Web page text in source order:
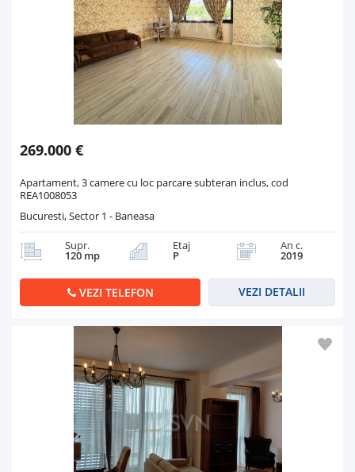
269.000 €
Apartament, 3 camere cu loc parcare subteran inclus, cod
REA1008053
Bucuresti, Sector 1 - Baneasa
Supr.
120 mp
Etaj
P
An c.
2019
VEZI TELEFON VEZI DETALII